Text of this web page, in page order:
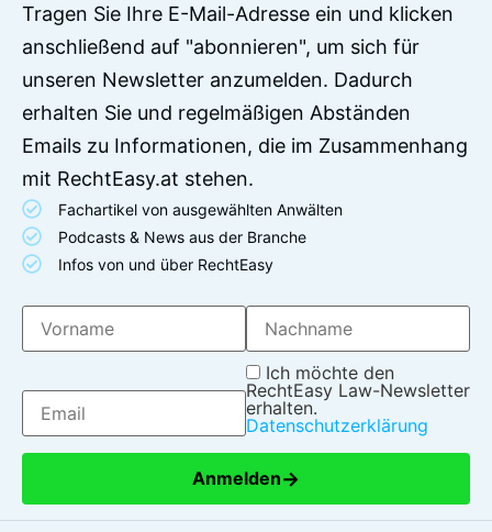
Tragen Sie Ihre E-Mail-Adresse ein und klicken
anschließend auf "abonnieren", um sich für
unseren Newsletter anzumelden. Dadurch
erhalten Sie und regelmäßigen Abständen
Emails zu Informationen, die im Zusammenhang
mit RechtEasy.at stehen.
Fachartikel von ausgewählten Anwälten
Podcasts & News aus der Branche
Infos von und über RechtEasy
Ich möchte den
RechtEasy Law-Newsletter
erhalten.
Datenschutzerklärung
Anmelden→